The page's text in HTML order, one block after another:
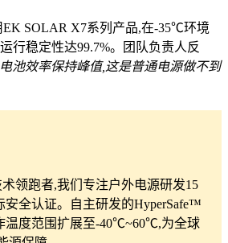
SOLAR X7系列产品,在-35℃环境
行稳定性达99.7%。团队负责人反
池效率保持峰值,这是普通电源做不到
领跑者,我们专注户外电源研发15
安全认证。自主研发的HyperSafe™
温度范围扩展至-40℃~60℃,为全球